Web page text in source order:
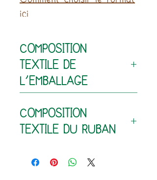
COMPOSITION
TEXTILE DE
L'EMBALLAGE
COMPOSITION
TEXTILE DU RUBAN
60% polyester - 40% latex